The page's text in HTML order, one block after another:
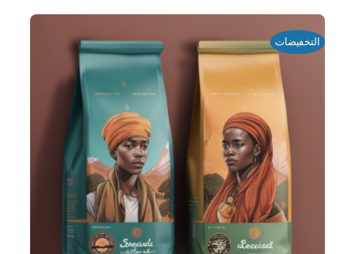
التخفيضات